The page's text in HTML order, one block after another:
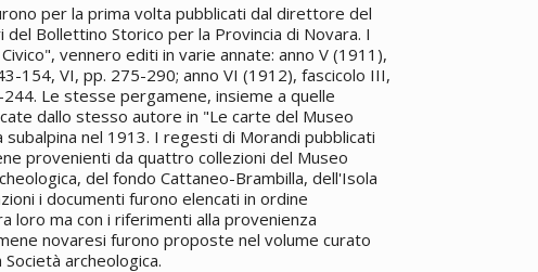
per la prima volta pubblicati dal direttore del
Bollettino Storico per la Provincia di Novara. I
vennero editi in varie annate: anno V (1911),
154, VI, pp. 275-290; anno VI (1912), fascicolo III,
Le stesse pergamene, insieme a quelle
dallo stesso autore in "Le carte del Museo
nel 1913. I regesti di Morandi pubblicati
provenienti da quattro collezioni del Museo
del fondo Cattaneo-Brambilla, dell'Isola
i documenti furono elencati in ordine
loro ma con i riferimenti alla provenienza
novaresi furono proposte nel volume curato
archeologica.